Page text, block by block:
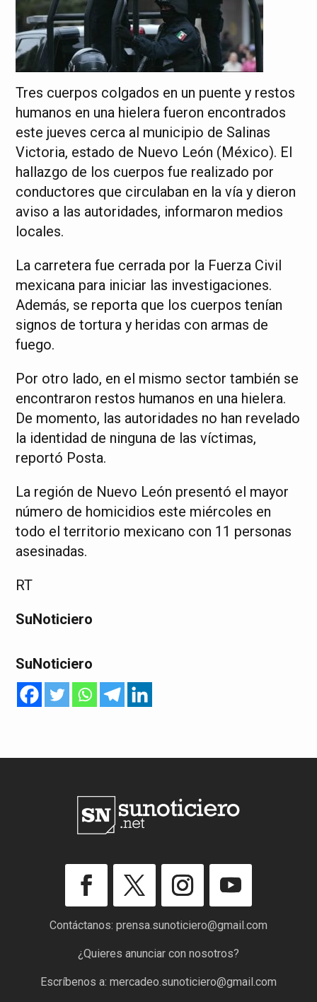
Tres cuerpos colgados en un puente y restos
humanos en una hielera fueron encontrados
este jueves cerca al municipio de Salinas
Victoria, estado de Nuevo León (México). El
hallazgo de los cuerpos fue realizado por
conductores que circulaban en la vía y dieron
aviso a las autoridades, informaron medios
locales.
La carretera fue cerrada por la Fuerza Civil
mexicana para iniciar las investigaciones.
Además, se reporta que los cuerpos tenían
signos de tortura y heridas con armas de
fuego.
Por otro lado, en el mismo sector también se
encontraron restos humanos en una hielera.
De momento, las autoridades no han revelado
la identidad de ninguna de las víctimas,
reportó Posta.
La región de Nuevo León presentó el mayor
número de homicidios este miércoles en
todo el territorio mexicano con 11 personas
asesinadas.
RT
SuNoticiero
SuNoticiero
Contáctanos: prensa.sunoticiero@gmail.com
¿Quieres anunciar con nosotros?
Escríbenos a: mercadeo.sunoticiero@gmail.com